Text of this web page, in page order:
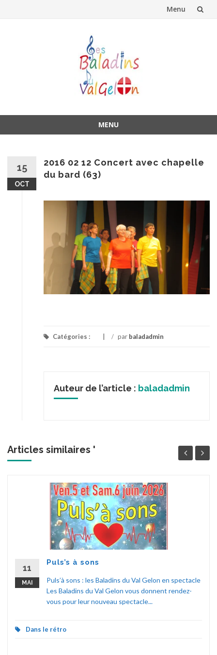
Menu
MENU
15
OCT
2016 02 12 Concert avec chapelle
du bard (63)
Catégories : / par baladadmin
Auteur de l’article : baladadmin
Articles similaires '
11
MAI
Puls’s à sons
Puls’à sons : les Baladins du Val Gelon en spectacle
Les Baladins du Val Gelon vous donnent rendez-
vous pour leur nouveau spectacle...
Dans le rétro